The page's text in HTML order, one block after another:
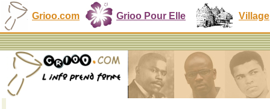
Grioo.com Grioo Pour Elle Village